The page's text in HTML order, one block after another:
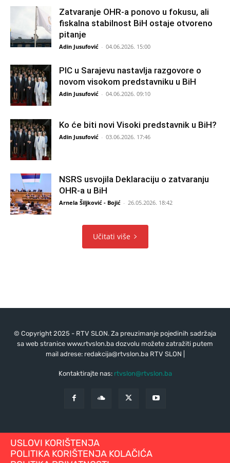
Zatvaranje OHR-a ponovo u fokusu, ali
fiskalna stabilnost BiH ostaje otvoreno
pitanje
Adin Jusufović - 04.06.2026. 15:00
PIC u Sarajevu nastavlja razgovore o
novom visokom predstavniku u BiH
Adin Jusufović - 04.06.2026. 09:10
Ko će biti novi Visoki predstavnik u BiH?
Adin Jusufović - 03.06.2026. 17:46
NSRS usvojila Deklaraciju o zatvaranju
OHR-a u BiH
Arnela Šiljković - Bojić - 26.05.2026. 18:42
Učitati više
© Copyright 2025 - RTV SLON. Za preuzimanje pojedinih sadržaja
sa web stranice www.rtvslon.ba dozvolu možete zatražiti putem
mail adrese: redakcija@rtvslon.baRTV SLON |
Kontaktirajte nas: rtvslon@rtvslon.ba
USLOVI KORIŠTENJA
POLITIKA KORIŠTENJA KOLAČIĆA